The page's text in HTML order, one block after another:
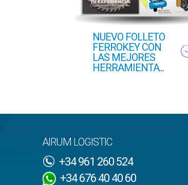
NUEVO FOLLETO
FERROKEY CON
LAS MEJORES
HERRAMIENTA...
AIRUM LOGISTIC
+34 961 260 524
+34 676 40 40 60